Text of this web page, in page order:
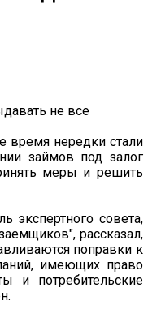
время нередки стали
займов под залог
меры и решить
экспертного совета,
рассказал,
поправки к
имеющих право
и потребительские